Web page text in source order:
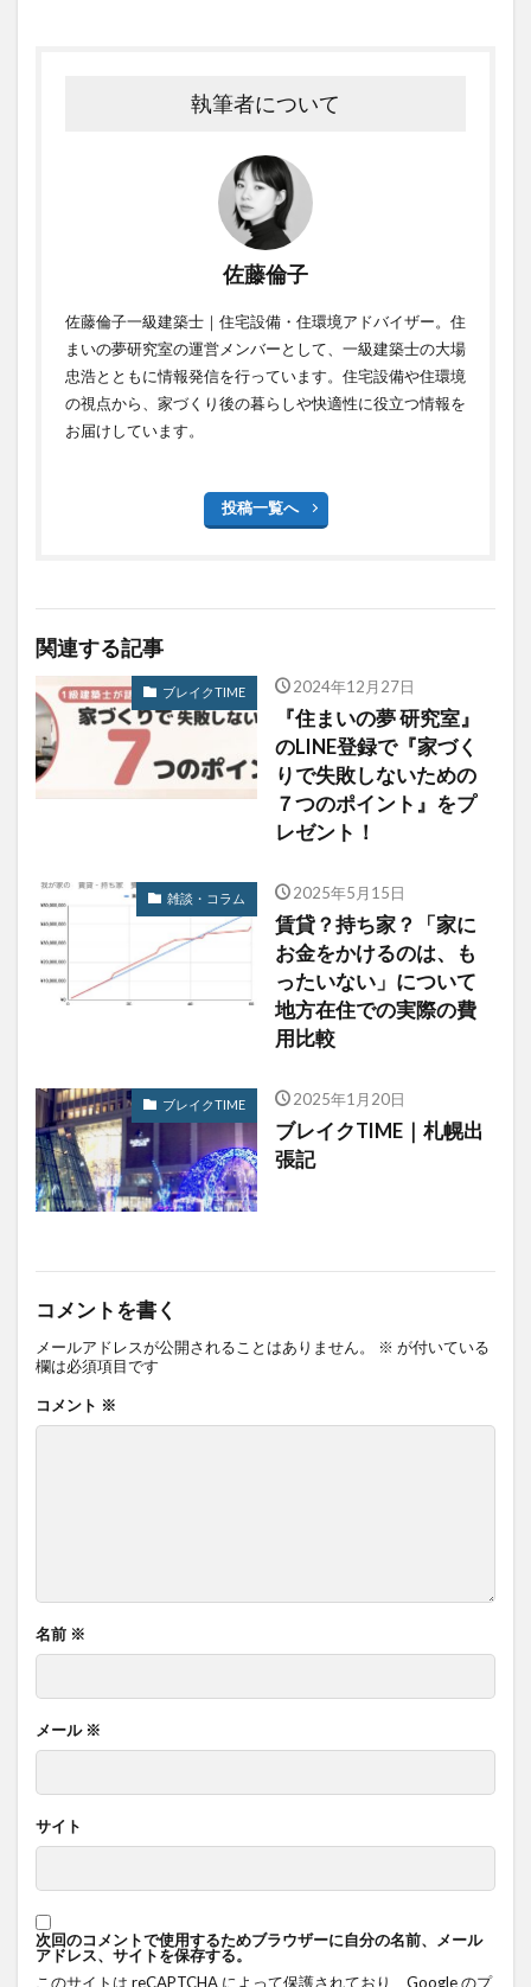
執筆者について
佐藤倫子
佐藤倫子一級建築士｜住宅設備・住環境アドバイザー。住
まいの夢研究室の運営メンバーとして、一級建築士の大場
忠浩とともに情報発信を行っています。住宅設備や住環境
の視点から、家づくり後の暮らしや快適性に役立つ情報を
お届けしています。
投稿一覧へ
関連する記事
ブレイクTIME 2024年12月27日
『住まいの夢 研究室』
のLINE登録で『家づく
りで失敗しないための
７つのポイント』をプ
レゼント！
雑談・コラム 2025年5月15日
賃貸？持ち家？「家に
お金をかけるのは、も
ったいない」について
地方在住での実際の費
用比較
ブレイクTIME 2025年1月20日
ブレイクTIME｜札幌出
張記
コメントを書く
メールアドレスが公開されることはありません。 ※ が付いている
欄は必須項目です
コメント ※
名前 ※
メール ※
サイト
次回のコメントで使用するためブラウザーに自分の名前、メール
アドレス、サイトを保存する。
このサイトは reCAPTCHA によって保護されており、Google のプ